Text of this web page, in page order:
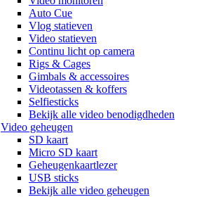
Auto Cue
Vlog statieven
Video statieven
Continu licht op camera
Rigs & Cages
Gimbals & accessoires
Videotassen & koffers
Selfiesticks
Bekijk alle video benodigdheden
Video geheugen
SD kaart
Micro SD kaart
Geheugenkaartlezer
USB sticks
Bekijk alle video geheugen